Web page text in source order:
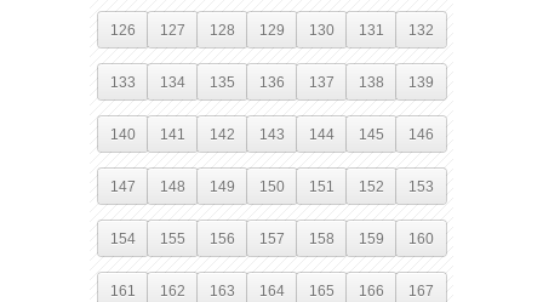
126 127 128 129 130 131 132
133 134 135 136 137 138 139
140 141 142 143 144 145 146
147 148 149 150 151 152 153
154 155 156 157 158 159 160
161 162 163 164 165 166 167